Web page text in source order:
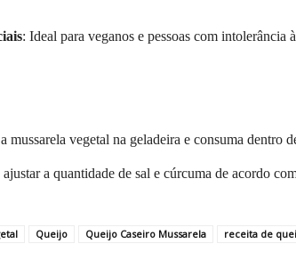
: Ideal para veganos e pessoas com intolerância
mussarela vegetal na geladeira e consuma dentro
a quantidade de sal e cúrcuma de acordo
Queijo Queijo Caseiro Mussarela receita de